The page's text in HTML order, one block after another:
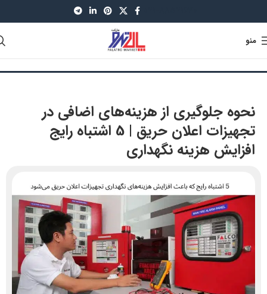
منو
نحوه جلوگیری از هزینه‌های اضافی در
تجهیزات اعلان حریق | 5 اشتباه رایج
افزایش هزینه‌ نگهداری